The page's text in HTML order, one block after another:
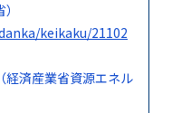
keikaku/21102
経済産業省資源エネル